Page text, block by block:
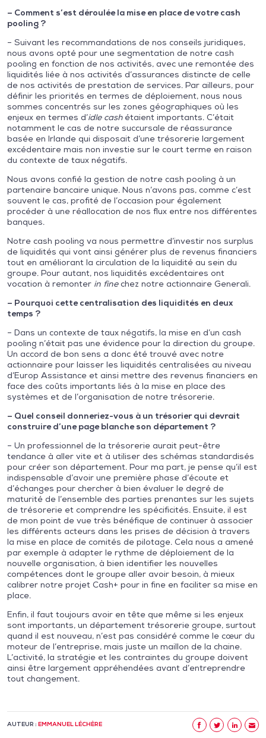
– Comment s’est déroulée la mise en place de votre cash
pooling ?
– Suivant les recommandations de nos conseils juridiques,
nous avons opté pour une segmentation de notre cash
pooling en fonction de nos activités, avec une remontée des
liquidités liée à nos activités d’assurances distincte de celle
de nos activités de prestation de services. Par ailleurs, pour
définir les priorités en termes de déploiement, nous nous
sommes concentrés sur les zones géographiques où les
enjeux en termes d’idle cashétaient importants. C’était
notamment le cas de notre succursale de réassurance
basée en Irlande qui disposait d’une trésorerie largement
excédentaire mais non investie sur le court terme en raison
du contexte de taux négatifs.
Nous avons confié la gestion de notre cash pooling à un
partenaire bancaire unique. Nous n’avons pas, comme c’est
souvent le cas, profité de l’occasion pour également
procéder à une réallocation de nos flux entre nos différentes
banques.
Notre cash pooling va nous permettre d’investir nos surplus
de liquidités qui vont ainsi générer plus de revenus financiers
tout en améliorant la circulation de la liquidité au sein du
groupe. Pour autant, nos liquidités excédentaires ont
vocation à remonter in finechez notre actionnaire Generali.
– Pourquoi cette centralisation des liquidités en deux
temps ?
– Dans un contexte de taux négatifs, la mise en d’un cash
pooling n’était pas une évidence pour la direction du groupe.
Un accord de bon sens a donc été trouvé avec notre
actionnaire pour laisser les liquidités centralisées au niveau
d’Europ Assistance et ainsi mettre des revenus financiers en
face des coûts importants liés à la mise en place des
systèmes et de l’organisation de notre trésorerie.
– Quel conseil donneriez-vous à un trésorier qui devrait
construire d’une page blanche son département ?
– Un professionnel de la trésorerie aurait peut-être
tendance à aller vite et à utiliser des schémas standardisés
pour créer son département. Pour ma part, je pense qu’il est
indispensable d’avoir une première phase d’écoute et
d’échanges pour chercher à bien évaluer le degré de
maturité de l’ensemble des parties prenantes sur les sujets
de trésorerie et comprendre les spécificités. Ensuite, il est
de mon point de vue très bénéfique de continuer à associer
les différents acteurs dans les prises de décision à travers
la mise en place de comités de pilotage. Cela nous a amené
par exemple à adapter le rythme de déploiement de la
nouvelle organisation, à bien identifier les nouvelles
compétences dont le groupe aller avoir besoin, à mieux
calibrer notre projet Cash+ pour in fine en faciliter sa mise en
place.
Enfin, il faut toujours avoir en tête que même si les enjeux
sont importants, un département trésorerie groupe, surtout
quand il est nouveau, n’est pas considéré comme le cœur du
moteur de l’entreprise, mais juste un maillon de la chaine.
L’activité, la stratégie et les contraintes du groupe doivent
ainsi être largement appréhendées avant d’entreprendre
tout changement.
AUTEUR : EMMANUEL LÉCHÈRE